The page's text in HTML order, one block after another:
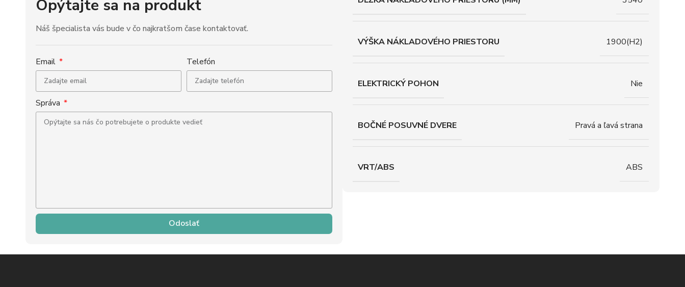
Opýtajte sa na produkt
Náš špecialista vás bude v čo najkratšom čase kontaktovať.
Email Telefón
Správa
Odoslať
VÝŠKA NÁKLADOVÉHO PRIESTORU 1900(H2)
ELEKTRICKÝ POHON Nie
BOČNÉ POSUVNÉ DVERE Pravá a ľavá strana
VRT/ABS ABS